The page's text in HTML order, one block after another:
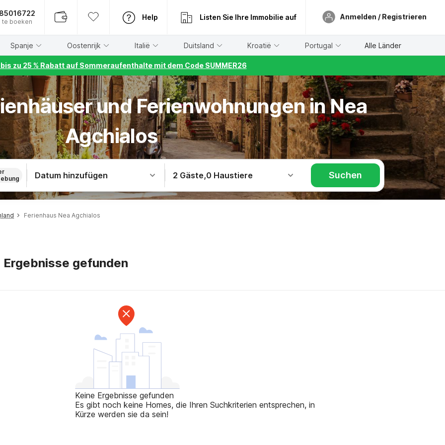
te boeken
Help Listen Sie Ihre Immobilie auf Anmelden / Registrieren
Spanje Oostenrijk Italië Duitsland Kroatië Portugal Alle Länder
zu 25 % Rabatt auf Sommeraufenthalte mit dem Code SUMMER26
und Ferienwohnungen in Nea
Agchialos
Datum hinzufügen 2 Gäste,0 Haustiere Suchen
Ferienhaus Nea Agchialos
Ergebnisse gefunden
Keine Ergebnisse gefunden
Es gibt noch keine Homes, die Ihren Suchkriterien entsprechen, in
Kürze werden sie da sein!